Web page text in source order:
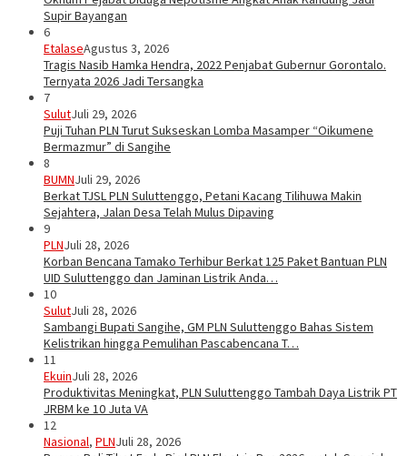
Supir Bayangan
6
EtalaseAgustus 3, 2026
Tragis Nasib Hamka Hendra, 2022 Penjabat Gubernur Gorontalo.
Ternyata 2026 Jadi Tersangka
7
SulutJuli 29, 2026
Puji Tuhan PLN Turut Sukseskan Lomba Masamper “Oikumene
Bermazmur” di Sangihe
8
BUMNJuli 29, 2026
Berkat TJSL PLN Suluttenggo, Petani Kacang Tilihuwa Makin
Sejahtera, Jalan Desa Telah Mulus Dipaving
9
PLNJuli 28, 2026
Korban Bencana Tamako Terhibur Berkat 125 Paket Bantuan PLN
UID Suluttenggo dan Jaminan Listrik Anda…
10
SulutJuli 28, 2026
Sambangi Bupati Sangihe, GM PLN Suluttenggo Bahas Sistem
Kelistrikan hingga Pemulihan Pascabencana T…
11
EkuinJuli 28, 2026
Produktivitas Meningkat, PLN Suluttenggo Tambah Daya Listrik PT
JRBM ke 10 Juta VA
12
Nasional, PLNJuli 28, 2026